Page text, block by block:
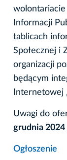
Informacji
tablicach
Społecznej i
organizacji
będącym
Internetowej
Uwagi do
grudnia 2024
Ogłoszenie